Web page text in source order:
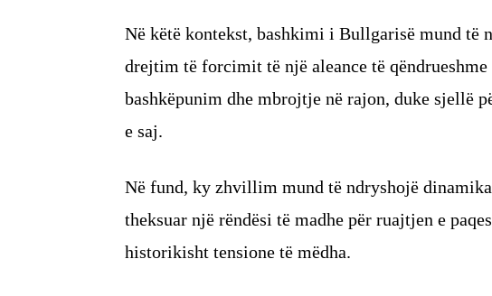
Në këtë kontekst, bashkimi i Bullgarisë mund të
drejtim të forcimit të një aleance të
bashkëpunim dhe mbrojtje në rajon, duke sjellë
e saj.
Në fund, ky zhvillim mund të ndryshojë
theksuar një rëndësi të madhe për ruajtjen e
historikisht tensione të mëdha.